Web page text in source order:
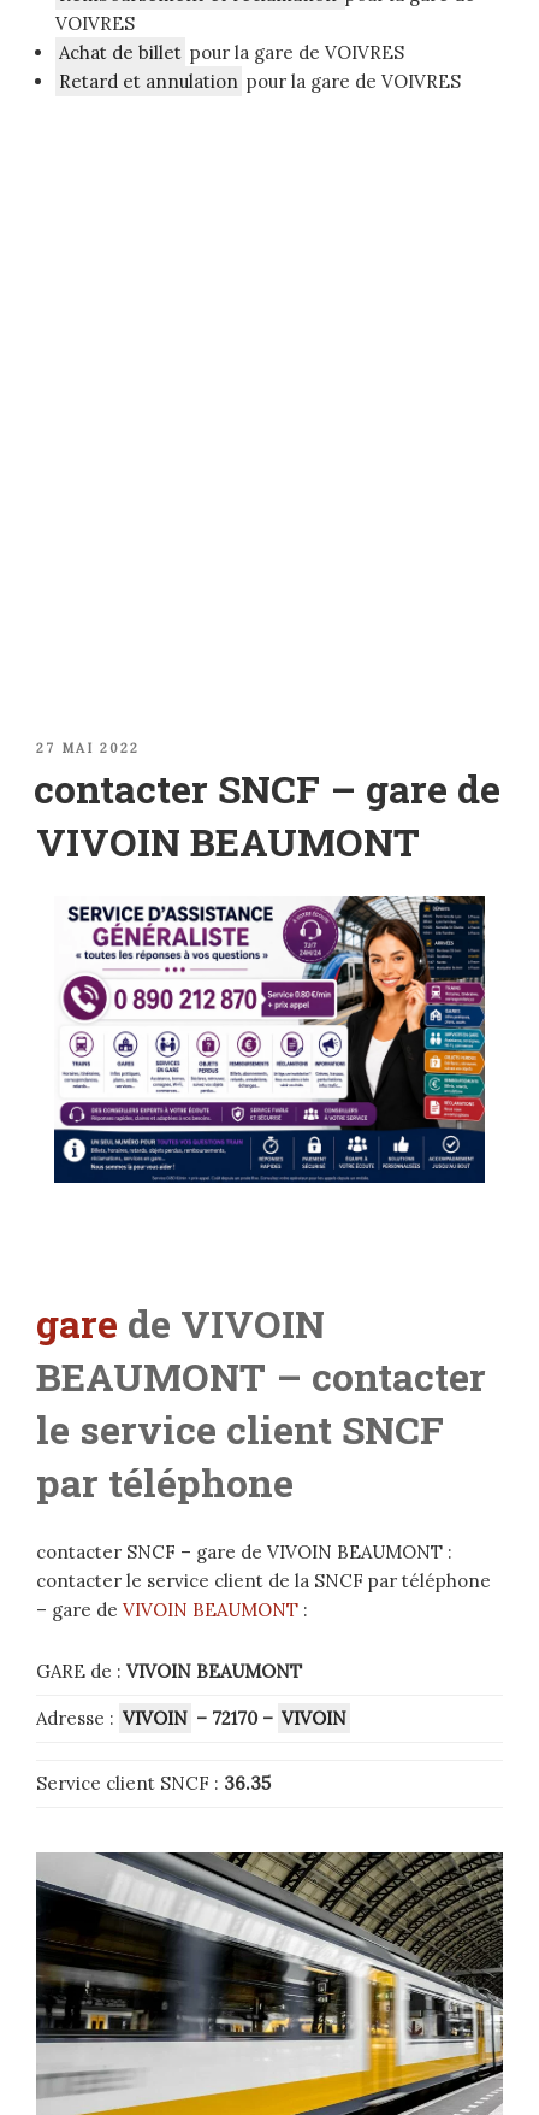
VOIVRES
Achat de billet pour la gare de VOIVRES
Retard et annulation pour la gare de VOIVRES
PUBLIÉ
27 MAI 2022
contacter SNCF – gare de
VIVOIN BEAUMONT
gare de VIVOIN
BEAUMONT – contacter
le service client SNCF
par téléphone
contacter SNCF – gare de VIVOIN BEAUMONT :
contacter le service client de la SNCF par téléphone
– gare de VIVOIN BEAUMONT :
GARE de : VIVOIN BEAUMONT
Adresse : VIVOIN – 72170 – VIVOIN
Service client SNCF : 36.35